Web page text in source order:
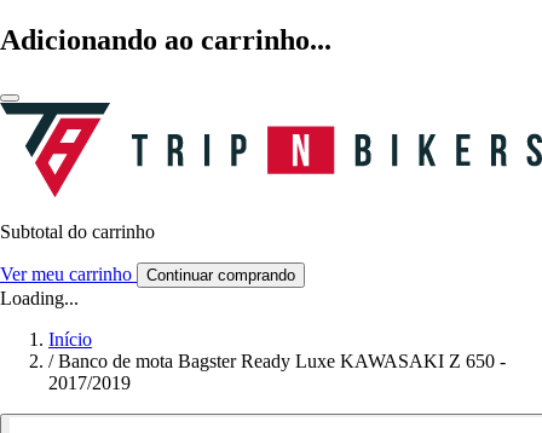
Adicionando ao carrinho...
Subtotal do carrinho
Ver meu carrinho Continuar comprando
Loading...
Início
/ Banco de mota Bagster Ready Luxe KAWASAKI Z 650 -
2017/2019